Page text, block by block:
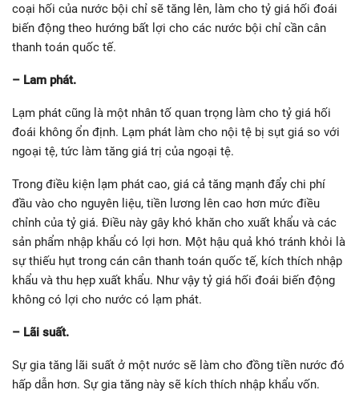
coại hối của nước bội chỉ sẽ tăng lên, làm cho tỷ giá hối đoái
biến động theo hướng bất lợi cho các nước bội chỉ cần cân
thanh toán quốc tế.
– Lam phát.
Lạm phát cũng là một nhân tố quan trọng làm cho tỷ giá hối
đoái không ổn định. Lạm phát làm cho nội tệ bị sụt giá so với
ngoại tệ, tức làm tăng giá trị của ngoại tệ.
Trong điều kiện lạm phát cao, giá cả tăng mạnh đẩy chi phí
đầu vào cho nguyên liệu, tiền lương lên cao hơn mức điều
chỉnh của tỷ giá. Điều này gây khó khăn cho xuất khẩu và các
sản phẩm nhập khẩu có lợi hơn. Một hậu quả khó tránh khỏi là
sự thiếu hụt trong cán cân thanh toán quốc tế, kích thích nhập
khẩu và thu hẹp xuất khẩu. Như vậy tỷ giá hối đoái biến động
không có lợi cho nước có lạm phát.
– Lãi suất.
Sự gia tăng lãi suất ở một nước sẽ làm cho đồng tiền nước đó
hấp dẫn hơn. Sự gia tăng này sẽ kích thích nhập khẩu vốn.